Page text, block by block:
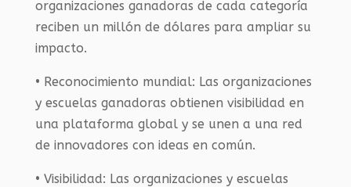
organizaciones ganadoras de cada categoría
reciben un millón de dólares para ampliar su
impacto.
• Reconocimiento mundial: Las organizaciones
y escuelas ganadoras obtienen visibilidad en
una plataforma global y se unen a una red
de innovadores con ideas en común.
• Visibilidad: Las organizaciones y escuelas